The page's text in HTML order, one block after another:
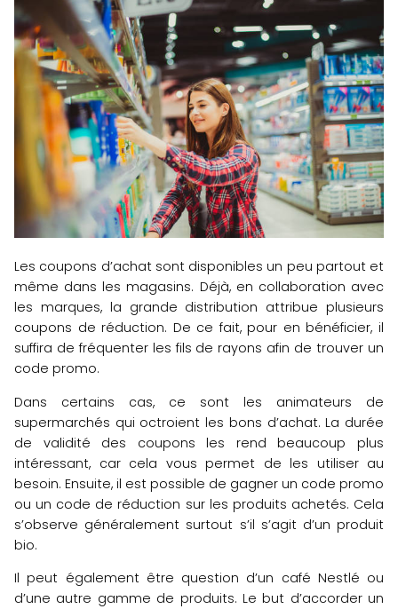
Les coupons d’achat sont disponibles un peu partout et
même dans les magasins. Déjà, en collaboration avec
les marques, la grande distribution attribue plusieurs
coupons de réduction. De ce fait, pour en bénéficier, il
suffira de fréquenter les fils de rayons afin de trouver un
code promo.
Dans certains cas, ce sont les animateurs de
supermarchés qui octroient les bons d’achat. La durée
de validité des coupons les rend beaucoup plus
intéressant, car cela vous permet de les utiliser au
besoin. Ensuite, il est possible de gagner un code promo
ou un code de réduction sur les produits achetés. Cela
s’observe généralement surtout s’il s’agit d’un produit
bio.
Il peut également être question d’un café Nestlé ou
d’une autre gamme de produits. Le but d’accorder un